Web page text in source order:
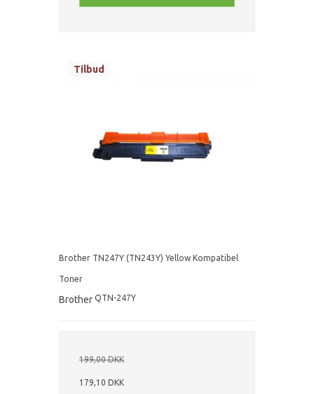
Tilbud
Brother TN247Y (TN243Y) Yellow Kompatibel
Toner
Brother QTN-247Y
199,00 DKK
179,10 DKK